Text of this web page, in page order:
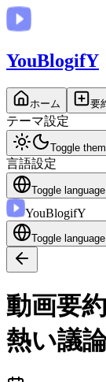
YouBlogifY
ホーム 要
テーマ設定
Toggle
言語設定
Toggle language
YouBlogifY
Toggle language
動画要
熱い議